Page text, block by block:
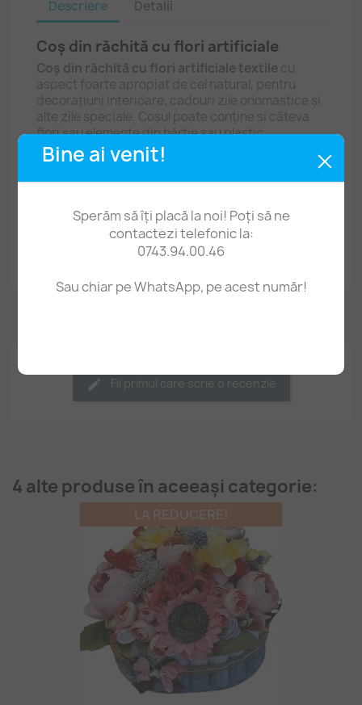
Bine ai venit!
Sperăm să îți placă la noi! Poți să ne
contactezi telefonic la:
0743.94.00.46
Sau chiar pe WhatsApp, pe acest număr!
Descriere Detalii
Coș din răchită cu flori artificiale
Coș din răchită cu flori artificiale textile cu
aspect foarte apropiat de cel natural, pentru
decorațiuni interioare, cadouri zile onomastice și
alte zile speciale. Coșul poate conține și câteva
flori sau elemente din hârtie sau plastic.
Coșulețul este unicat și este exact cel din
imagine!
Mărime aproximativă: lățime 26 cm, adâncime 25
cm, înălțime 28 cm. Baza coșului: diametru 17 cm.
Prețul este pentru 1 coșuleț cu flori artificiale.
Fii primul care scrie o recenzie
4 alte produse în aceeași categorie:
LA REDUCERE!